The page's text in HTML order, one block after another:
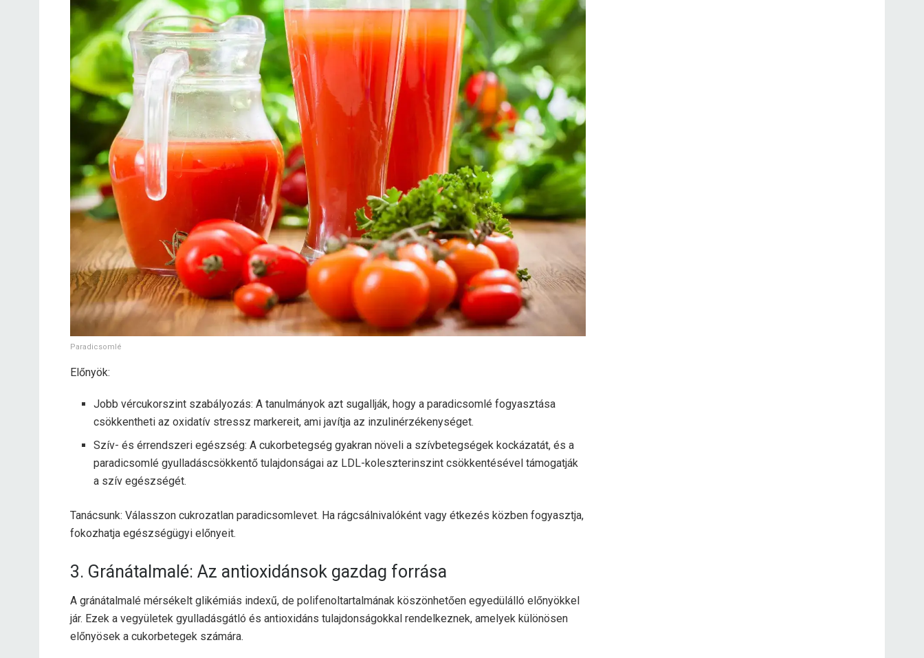
Paradicsomlé
Előnyök:
Jobb vércukorszint szabályozás: A tanulmányok azt sugallják, hogy a paradicsomlé fogyasztása
csökkentheti az oxidatív stressz markereit, ami javítja az inzulinérzékenységet.
Szív- és érrendszeri egészség: A cukorbetegség gyakran növeli a szívbetegségek kockázatát, és a
paradicsomlé gyulladáscsökkentő tulajdonságai az LDL-koleszterinszint csökkentésével támogatják
a szív egészségét.
Tanácsunk: Válasszon cukrozatlan paradicsomlevet. Ha rágcsálnivalóként vagy étkezés közben fogyasztja,
fokozhatja egészségügyi előnyeit.
3. Gránátalmalé: Az antioxidánsok gazdag forrása
A gránátalmalé mérsékelt glikémiás indexű, de polifenoltartalmának köszönhetően egyedülálló előnyökkel
jár. Ezek a vegyületek gyulladásgátló és antioxidáns tulajdonságokkal rendelkeznek, amelyek különösen
előnyösek a cukorbetegek számára.